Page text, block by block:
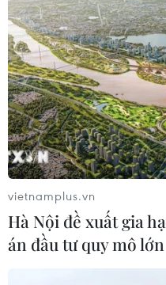
Đức điều tra vụ UAV
xuất hiện tại sân bay
05/08/2026 23:43
Bất ổn địa chính trị kìm
trưởng Eurozone
05/08/2026 22:59
Tổng thống
vietnamplus.vn
Hà Nội đề xuất gia
án đầu tư quy mô lớn